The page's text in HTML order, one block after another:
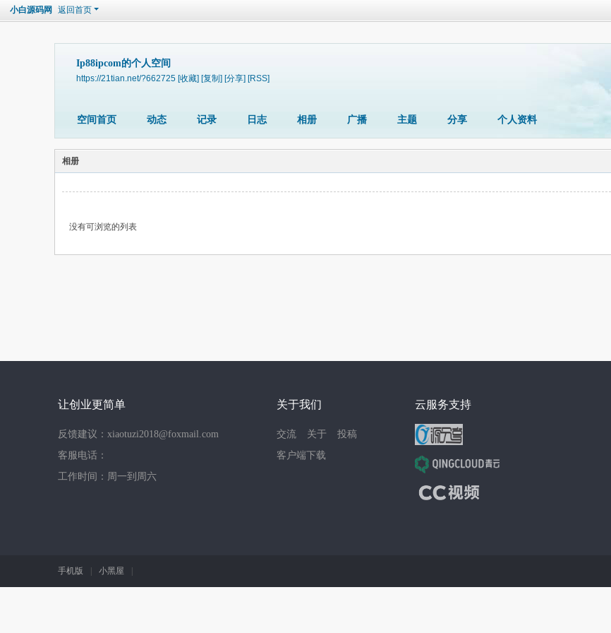
小白源码网 返回首页
Ip88ipcom的个人空间
https://21tian.net/?662725 [收藏] [复制] [分享] [RSS]
空间首页 动态 记录 日志 相册 广播 主题 分享 个人资料
相册
没有可浏览的列表
让创业更简单
反馈建议：xiaotuzi2018@foxmail.com
客服电话：
工作时间：周一到周六
关于我们
交流 关于
投稿
客户端下载
云服务支持
手机版 小黑屋